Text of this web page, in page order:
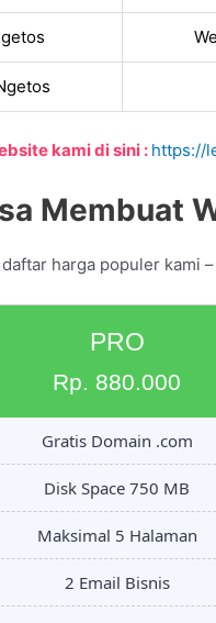
kami di sini : https://
Membuat
harga populer kami
PRO
Rp. 880.000
Gratis Domain .com
Disk Space 750 MB
Maksimal 5 Halaman
2 Email Bisnis